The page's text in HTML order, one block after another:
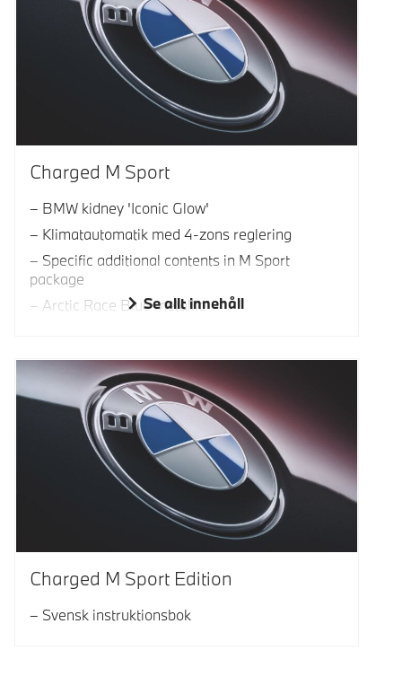
Charged M Sport
BMW kidney 'Iconic Glow'
Klimatautomatik med 4-zons reglering
Specific additional contents in M Sport
package
Arctic Race Blue metallic
Se allt innehåll
Charged M Sport Edition
Svensk instruktionsbok